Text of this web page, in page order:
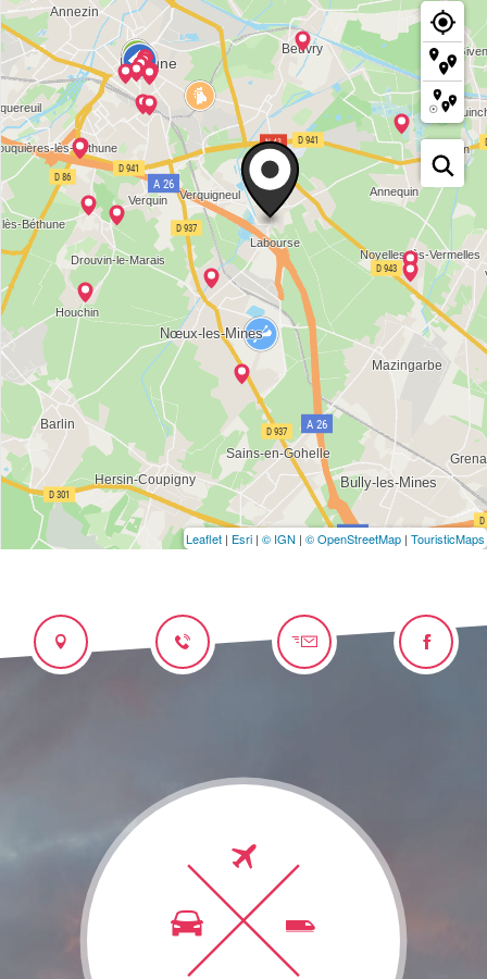
Leaflet | Esri | © IGN | © OpenStreetMap | TouristicMaps